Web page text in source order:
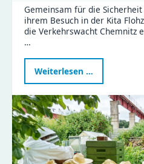
Gemeinsam für die
ihrem Besuch in der Kita
die Verkehrswacht Chemnitz
…
Weiterlesen …
zum
-
ein
Vormittag
voller
Aha-
Momente